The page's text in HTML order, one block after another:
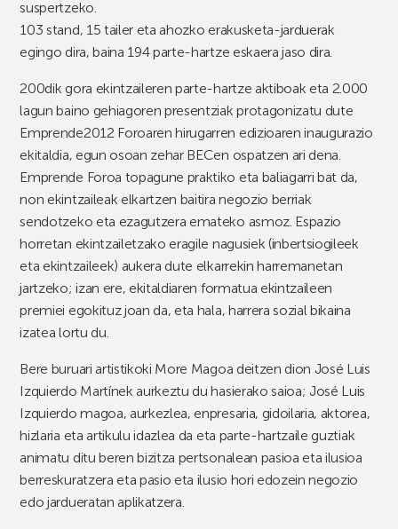
suspertzeko.
103 stand, 15 tailer eta ahozko erakusketa-jarduerak
egingo dira, baina 194 parte-hartze eskaera jaso dira.
200dik gora ekintzaileren parte-hartze aktiboak eta 2.000
lagun baino gehiagoren presentziak protagonizatu dute
Emprende2012 Foroaren hirugarren edizioaren inaugurazio
ekitaldia, egun osoan zehar BECen ospatzen ari dena.
Emprende Foroa topagune praktiko eta baliagarri bat da,
non ekintzaileak elkartzen baitira negozio berriak
sendotzeko eta ezagutzera emateko asmoz. Espazio
horretan ekintzailetzako eragile nagusiek (inbertsiogileek
eta ekintzaileek) aukera dute elkarrekin harremanetan
jartzeko; izan ere, ekitaldiaren formatua ekintzaileen
premiei egokituz joan da, eta hala, harrera sozial bikaina
izatea lortu du.
Bere buruari artistikoki More Magoa deitzen dion José Luis
Izquierdo Martínek aurkeztu du hasierako saioa; José Luis
Izquierdo magoa, aurkezlea, enpresaria, gidoilaria, aktorea,
hizlaria eta artikulu idazlea da eta parte-hartzaile guztiak
animatu ditu beren bizitza pertsonalean pasioa eta ilusioa
berreskuratzera eta pasio eta ilusio hori edozein negozio
edo jardueratan aplikatzera.